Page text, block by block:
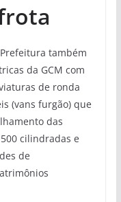
também
da GCM com
de ronda
(vans furgão) que
das
cilindradas e
de